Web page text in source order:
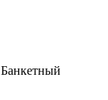
Банкетный